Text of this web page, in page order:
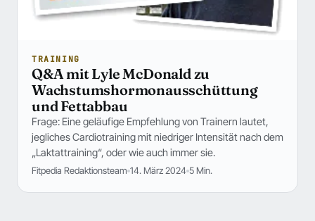
TRAINING
Q&A mit Lyle McDonald zu
Wachstumshormonausschüttung
und Fettabbau
Frage: Eine geläufige Empfehlung von Trainern lautet,
jegliches Cardiotraining mit niedriger Intensität nach dem
„Laktattraining“, oder wie auch immer sie.
Fitpedia Redaktionsteam 14. März 2024 5 Min.